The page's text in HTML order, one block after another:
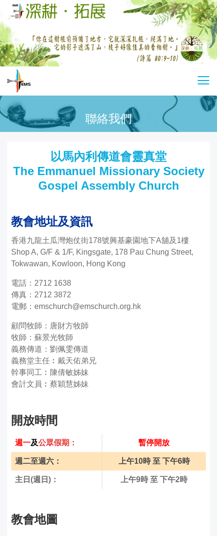
Skip
main
content
切
換
選
督
以
馬
傳
道
靈
真
堂
聯絡我們
以馬內利傳道會靈真堂
The Emmanuel Missionary Society
Gospel Assembly Church
教會地址及資訊
香港九龍土瓜灣炮仗街178號興基豪園地下A舖及1樓
Shop A, G/F & 1/F, Kingsgate, 178 Pau Chung Street,
Tokwawan, Kowloon, Hong Kong
電話：2712 1638
傳真：2712 3872
電郵： emschurch@emschurch.org.hk
顧問牧師：唐財方牧師
牧師：蘇景光牧師
義務傳道：劉佩雯傳道
義務堂主任︰戴天佑弟兄
幹事同工︰陳倩敏姊妹
會計文員︰蔡穎慧姊妹
開放時間
週一及公眾假期 ： 暫停開放
週二至週六 ： 上午10時 至 下午6時
主日(週日)： 上午9時 至 下午2時
教會地圖